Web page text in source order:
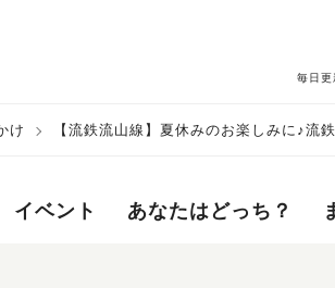
毎日更
け 【流鉄流山線】夏休みのお楽しみに♪流
イベント あなたはどっち？